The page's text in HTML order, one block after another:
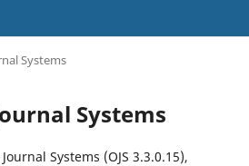
Systems
Systems
Systems (OJS 3.3.0.15),